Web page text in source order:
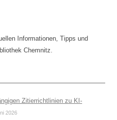
Informationen, Tipps und
Chemnitz.
Zitierrichtlinien zu KI-
2026